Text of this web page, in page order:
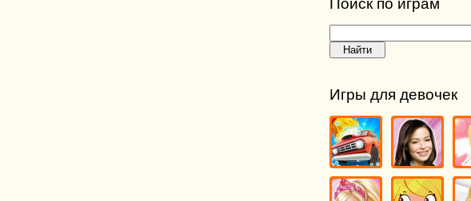
Поиск по играм
Игры для девочек